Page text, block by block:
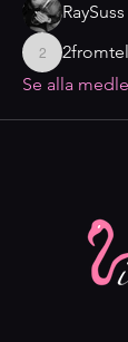
RaySuss
2fromtellus
Se alla